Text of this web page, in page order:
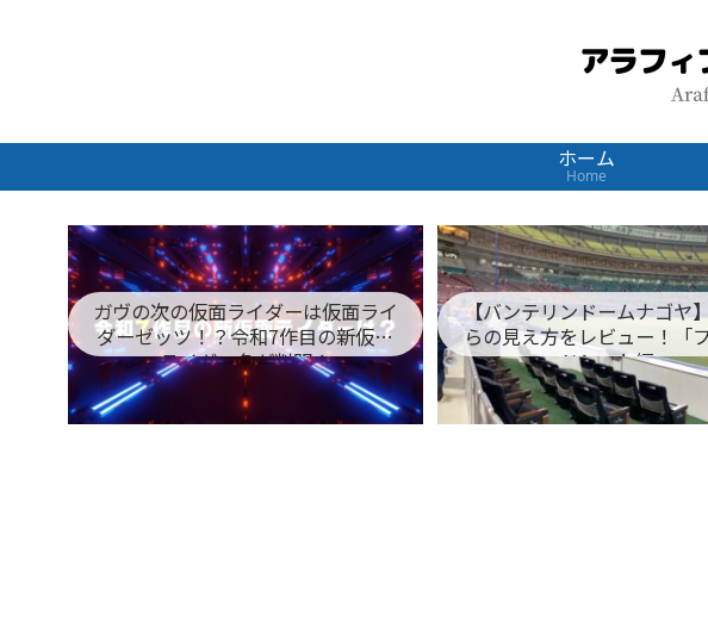
ホーム
Home
ガヴの次の仮面ライダーは仮面ライ
ダーゼッツ！？令和7作目の新仮面
ライダー名が判明！
【バンテリンドームナゴヤ
らの見え方をレビュー！「
ドシート編」